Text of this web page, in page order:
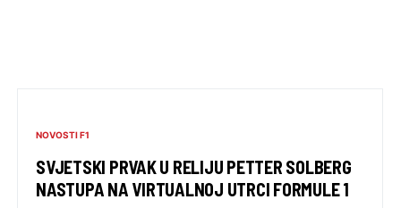
NOVOSTI F1
SVJETSKI PRVAK U RELIJU PETTER SOLBERG
NASTUPA NA VIRTUALNOJ UTRCI FORMULE 1